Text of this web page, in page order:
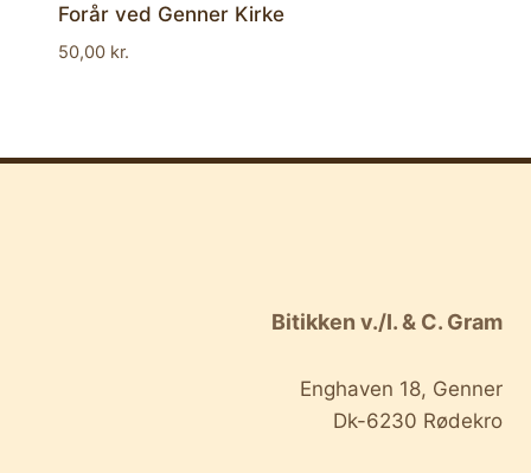
Forår ved Genner Kirke
50,00 kr.
Bitikken v./I. & C. Gram
Enghaven 18, Genner
Dk-6230 Rødekro